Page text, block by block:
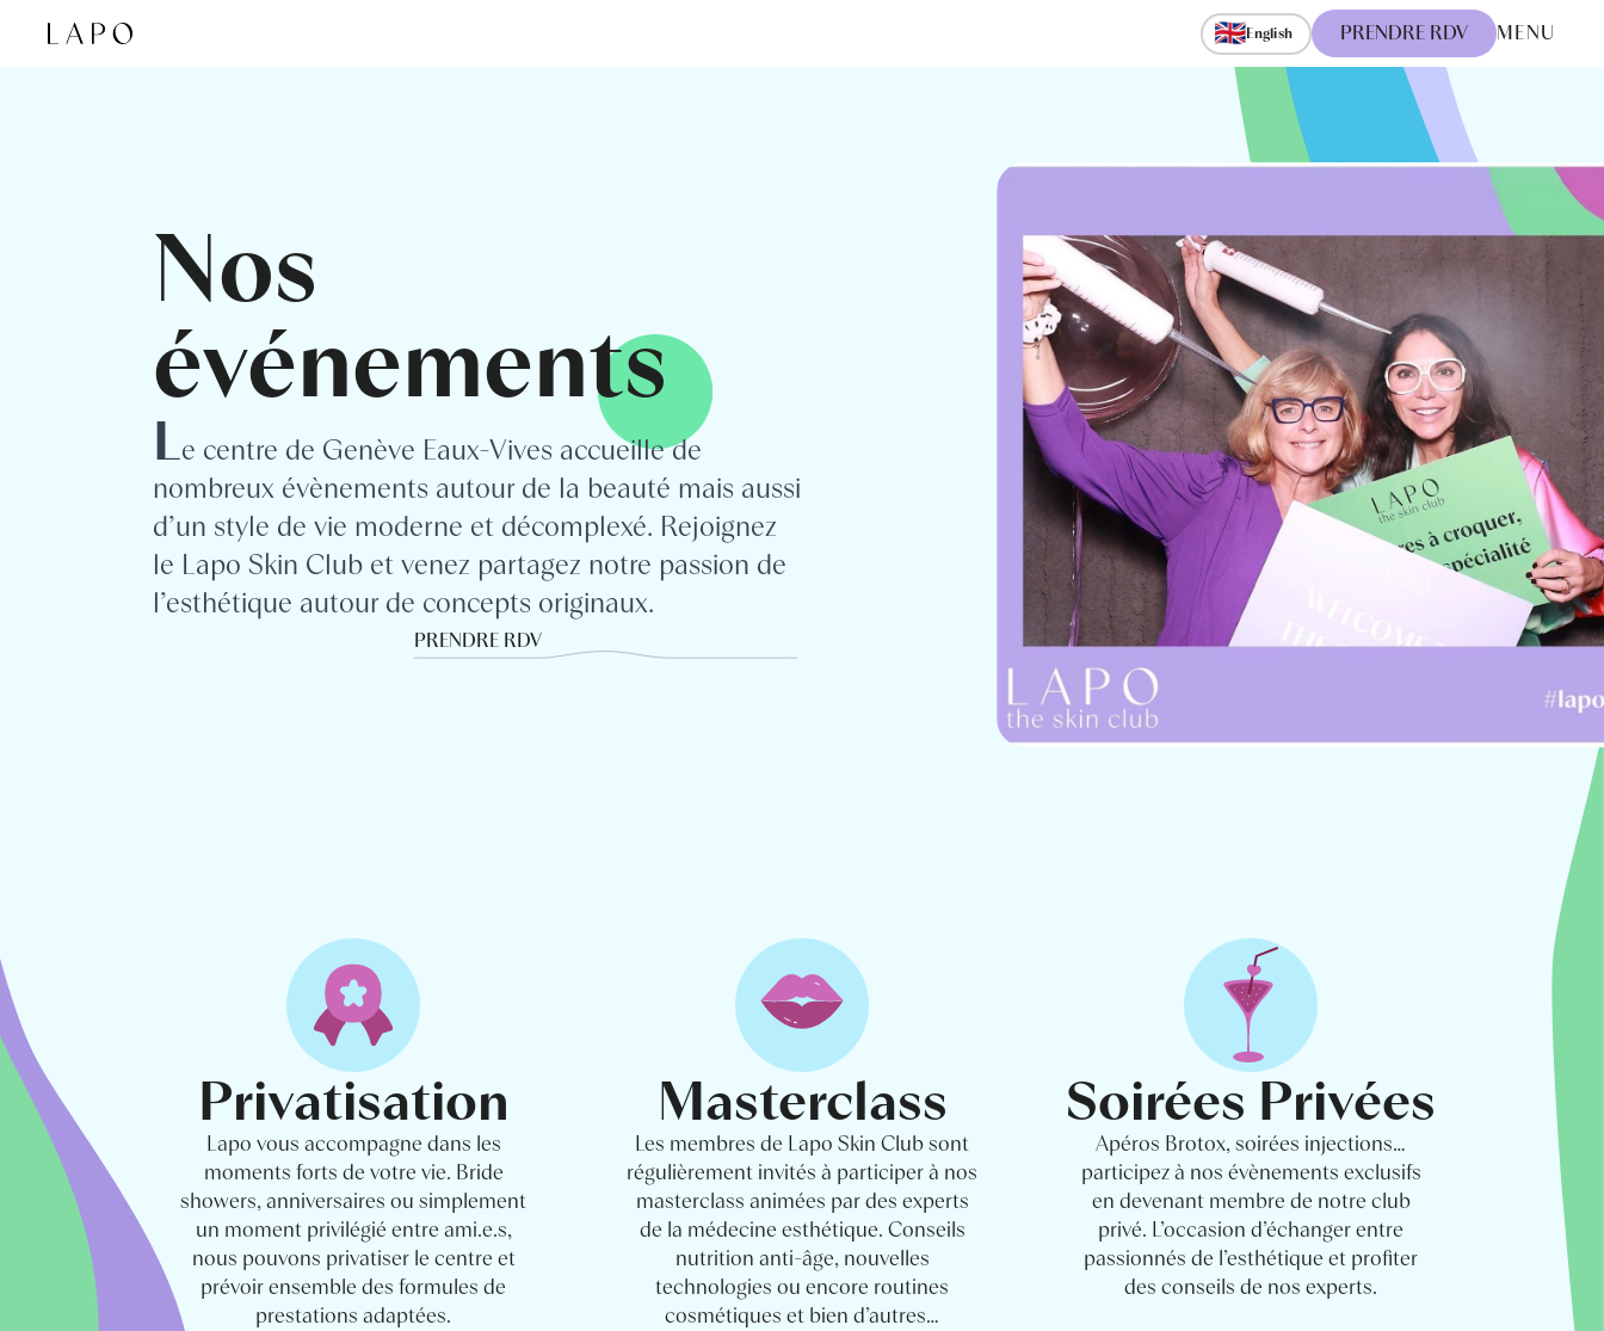
🇬🇧English PRENDRE RDV MENU
Nos
événements
Le centre de Genève Eaux-Vives accueille de
nombreux évènements autour de la beauté mais aussi
d’un style de vie moderne et décomplexé. Rejoignez
le Lapo Skin Club et venez partagez notre passion de
l’esthétique autour de concepts originaux.
PRENDRE RDV
Privatisation
Lapo vous accompagne dans les
moments forts de votre vie. Bride
showers, anniversaires ou simplement
un moment privilégié entre ami.e.s,
nous pouvons privatiser le centre et
prévoir ensemble des formules de
prestations adaptées.
Masterclass
Les membres de Lapo Skin Club sont
régulièrement invités à participer à nos
masterclass animées par des experts
de la médecine esthétique. Conseils
nutrition anti-âge, nouvelles
technologies ou encore routines
cosmétiques et bien d’autres…
Soirées Privées
Apéros Brotox, soirées injections…
participez à nos évènements exclusifs
en devenant membre de notre club
privé. L’occasion d’échanger entre
passionnés de l’esthétique et profiter
des conseils de nos experts.